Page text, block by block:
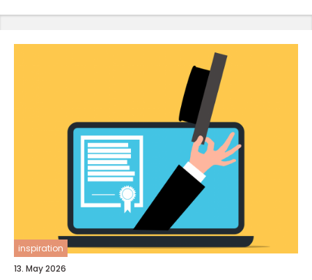
inspiration
13. May 2026